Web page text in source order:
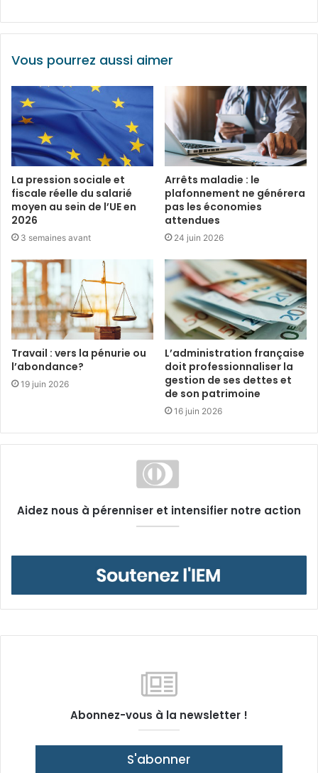
Vous pourrez aussi aimer
La pression sociale et
fiscale réelle du salarié
moyen au sein de l’UE en
2026
3 semaines avant
Arrêts maladie : le
plafonnement ne générera
pas les économies
attendues
24 juin 2026
Travail : vers la pénurie ou
l’abondance?
19 juin 2026
L’administration française
doit professionnaliser la
gestion de ses dettes et
de son patrimoine
16 juin 2026
Aidez nous à pérenniser et intensifier notre action
Abonnez-vous à la newsletter !
S'abonner